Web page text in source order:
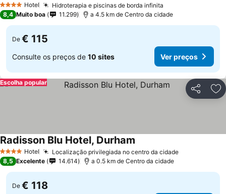
4 EstrelasHotel Hidroterapia e piscinas de borda infinita
8,4 Muito boa 11.299 a 4.5 km de Centro da cidade
De € 115
Consulte os preços de 10 sites Ver preços
Partilhar
Escolha popular
4 EstrelasHotel Localização privilegiada no centro da cidade
Radisson Blu Hotel, Durham
8,5 Excelente 14.614 a 0.5 km de Centro da cidade
De € 118